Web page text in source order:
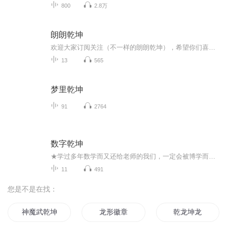
800 2.8万
朗朗乾坤
13 565
梦里乾坤
91 2764
数字乾坤
11 491
您是不是在找：
神魔武乾坤 龙形徽章 乾龙坤龙